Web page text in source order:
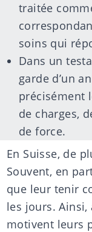
traitée
soins qui
Dans un
garde d’un
précisément
de charges,
de force.
En Suisse, de
Souvent, en
que leur tenir
les jours.
motivent leurs